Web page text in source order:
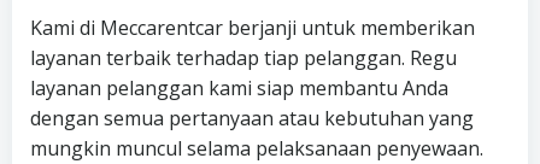
Kami di Meccarentcar berjanji untuk memberikan
layanan terbaik terhadap tiap pelanggan. Regu
layanan pelanggan kami siap membantu Anda
dengan semua pertanyaan atau kebutuhan yang
mungkin muncul selama pelaksanaan penyewaan.